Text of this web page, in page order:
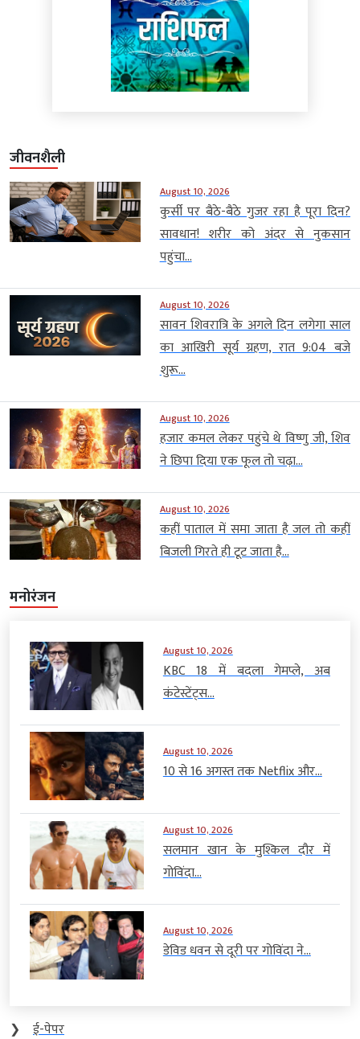
जीवनशैली
August 10, 2026
कुर्सी पर बैठे-बैठे गुजर रहा है पूरा दिन?
सावधान! शरीर को अंदर से नुकसान
पहुंचा...
August 10, 2026
सावन शिवरात्रि के अगले दिन लगेगा साल
का आखिरी सूर्य ग्रहण, रात 9:04 बजे
शुरू...
August 10, 2026
हजार कमल लेकर पहुंचे थे विष्णु जी, शिव
ने छिपा दिया एक फूल तो चढ़ा...
August 10, 2026
कहीं पाताल में समा जाता है जल तो कहीं
बिजली गिरते ही टूट जाता है...
मनोरंजन
August 10, 2026
KBC 18 में बदला गेमप्ले, अब
कंटेस्टेंट्स...
August 10, 2026
10 से 16 अगस्त तक Netflix और...
August 10, 2026
सलमान खान के मुश्किल दौर में
गोविंदा...
August 10, 2026
डेविड धवन से दूरी पर गोविंदा ने...
❯
ई-पेपर